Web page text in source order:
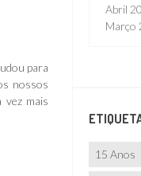
para
nossos
vez mais
Abril
Março
15 Anos